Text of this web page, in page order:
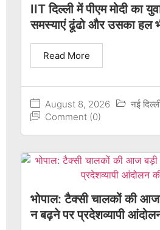
IIT दिल्ली में पीएम मोदी का
समस्याएं ढूंढो और उसका हल
August 8, 2026 नई
Comment (0)
Read More
भोपाल: टैक्सी चालकों की आज
न बढ़ने पर प्रदेशव्यापी